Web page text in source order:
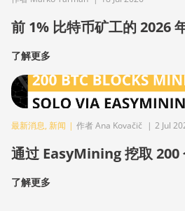
前 1% 比特币矿工的 2026
了解更多
最新消息, 新闻 | 作者 Ana Kovačič | 2 Jul
通过 EasyMining 挖取 200
了解更多